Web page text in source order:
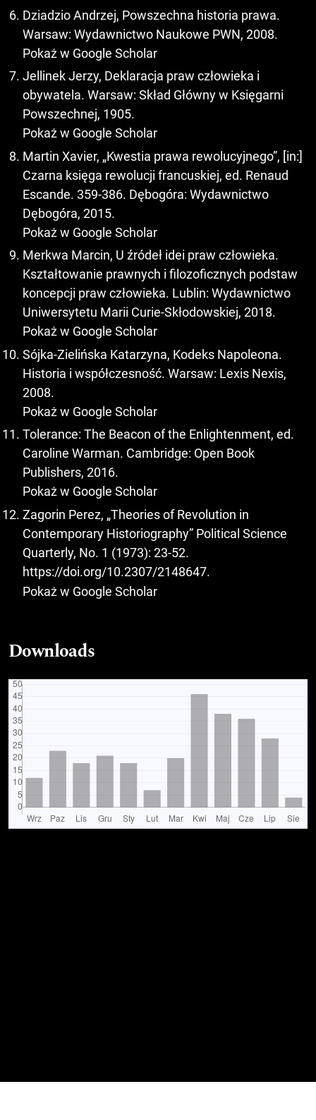
Dziadzio Andrzej, Powszechna historia prawa.
Warsaw: Wydawnictwo Naukowe PWN, 2008.
Pokaż w Google Scholar
Jellinek Jerzy, Deklaracja praw człowieka i
obywatela. Warsaw: Skład Główny w Księgarni
Powszechnej, 1905.
Pokaż w Google Scholar
Martin Xavier, „Kwestia prawa rewolucyjnego”, [in:]
Czarna księga rewolucji francuskiej, ed. Renaud
Escande. 359-386. Dębogóra: Wydawnictwo
Dębogóra, 2015.
Pokaż w Google Scholar
Merkwa Marcin, U źródeł idei praw człowieka.
Kształtowanie prawnych i filozoficznych podstaw
koncepcji praw człowieka. Lublin: Wydawnictwo
Uniwersytetu Marii Curie-Skłodowskiej, 2018.
Pokaż w Google Scholar
Sójka-Zielińska Katarzyna, Kodeks Napoleona.
Historia i współczesność. Warsaw: Lexis Nexis,
2008.
Pokaż w Google Scholar
Tolerance: The Beacon of the Enlightenment, ed.
Caroline Warman. Cambridge: Open Book
Publishers, 2016.
Pokaż w Google Scholar
Zagorin Perez, „Theories of Revolution in
Contemporary Historiography” Political Science
Quarterly, No. 1 (1973): 23-52.
https://doi.org/10.2307/2148647.
Pokaż w Google Scholar
Downloads